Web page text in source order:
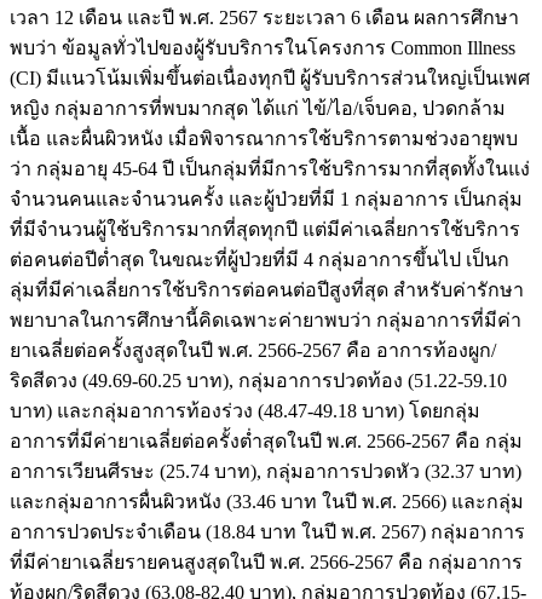
เวลา 12 เดือน และปี พ.ศ. 2567 ระยะเวลา 6 เดือน ผลการศึกษา
พบว่า ข้อมูลทั่วไปของผู้รับบริการในโครงการ Common Illness
(CI) มีแนวโน้มเพิ่มขึ้นต่อเนื่องทุกปี ผู้รับบริการส่วนใหญ่เป็นเพศ
หญิง กลุ่มอาการที่พบมากสุด ได้แก่ ไข้/ไอ/เจ็บคอ, ปวดกล้าม
เนื้อ และผื่นผิวหนัง เมื่อพิจารณาการใช้บริการตามช่วงอายุพบ
ว่า กลุ่มอายุ 45-64 ปี เป็นกลุ่มที่มีการใช้บริการมากที่สุดทั้งในแง่
จำนวนคนและจำนวนครั้ง และผู้ป่วยที่มี 1 กลุ่มอาการ เป็นกลุ่ม
ที่มีจำนวนผู้ใช้บริการมากที่สุดทุกปี แต่มีค่าเฉลี่ยการใช้บริการ
ต่อคนต่อปีต่ำสุด ในขณะที่ผู้ป่วยที่มี 4 กลุ่มอาการขึ้นไป เป็นก
ลุ่มที่มีค่าเฉลี่ยการใช้บริการต่อคนต่อปีสูงที่สุด สำหรับค่ารักษา
พยาบาลในการศึกษานี้คิดเฉพาะค่ายาพบว่า กลุ่มอาการที่มีค่า
ยาเฉลี่ยต่อครั้งสูงสุดในปี พ.ศ. 2566-2567 คือ อาการท้องผูก/
ริดสีดวง (49.69-60.25 บาท), กลุ่มอาการปวดท้อง (51.22-59.10
บาท) และกลุ่มอาการท้องร่วง (48.47-49.18 บาท) โดยกลุ่ม
อาการที่มีค่ายาเฉลี่ยต่อครั้งต่ำสุดในปี พ.ศ. 2566-2567 คือ กลุ่ม
อาการเวียนศีรษะ (25.74 บาท), กลุ่มอาการปวดหัว (32.37 บาท)
และกลุ่มอาการผื่นผิวหนัง (33.46 บาท ในปี พ.ศ. 2566) และกลุ่ม
อาการปวดประจำเดือน (18.84 บาท ในปี พ.ศ. 2567) กลุ่มอาการ
ที่มีค่ายาเฉลี่ยรายคนสูงสุดในปี พ.ศ. 2566-2567 คือ กลุ่มอาการ
ท้องผูก/ริดสีดวง (63.08-82.40 บาท), กลุ่มอาการปวดท้อง (67.15-